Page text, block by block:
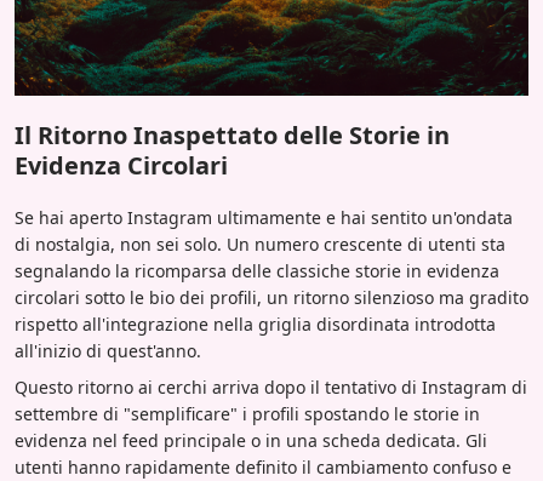
Il Ritorno Inaspettato delle Storie in
Evidenza Circolari
Se hai aperto Instagram ultimamente e hai sentito un'ondata
di nostalgia, non sei solo. Un numero crescente di utenti sta
segnalando la ricomparsa delle classiche storie in evidenza
circolari sotto le bio dei profili, un ritorno silenzioso ma gradito
rispetto all'integrazione nella griglia disordinata introdotta
all'inizio di quest'anno.
Questo ritorno ai cerchi arriva dopo il tentativo di Instagram di
settembre di "semplificare" i profili spostando le storie in
evidenza nel feed principale o in una scheda dedicata. Gli
utenti hanno rapidamente definito il cambiamento confuso e